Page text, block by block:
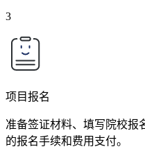
3
项目报名
准备签证材料、填写院校报
的报名手续和费用支付。